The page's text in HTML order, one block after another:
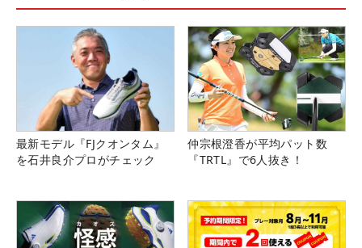
最新モデル『FJクオンタム』
を石井良介プロがチェック
仲宗根澄香が平均パット数
『TRTL』で6人抜き！